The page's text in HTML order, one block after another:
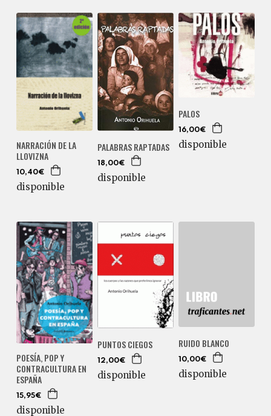
NARRACIÓN DE LA
LLOVIZNA
10,40€
disponible
PALABRAS RAPTADAS
18,00€
disponible
PALOS
16,00€
disponible
POESÍA, POP Y
CONTRACULTURA EN
ESPAÑA
15,95€
disponible
PUNTOS CIEGOS
12,00€
disponible
RUIDO BLANCO
10,00€
disponible